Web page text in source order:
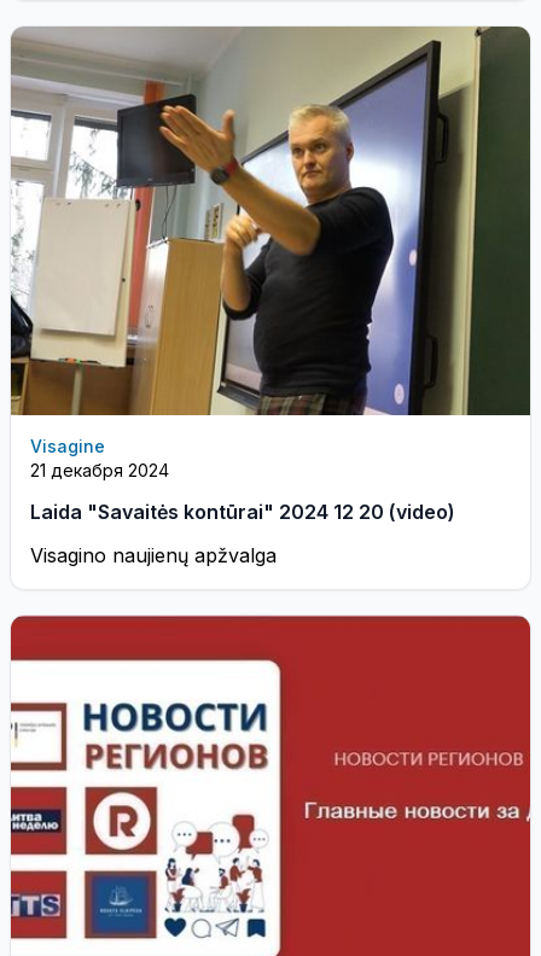
Visagine
21 декабря 2024
Laida "Savaitės kontūrai" 2024 12 20 (video)
Visagino naujienų apžvalga